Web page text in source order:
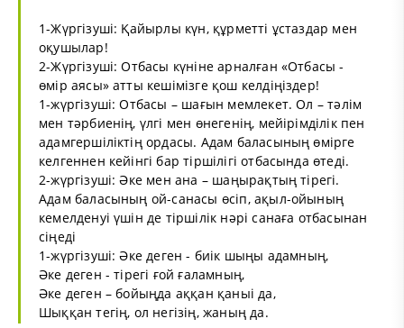
1-Жүргізуші: Қайырлы күн, құрметті ұстаздар мен
оқушылар!
2-Жүргізуші: Отбасы күніне арналған «Отбасы -
өмір аясы» атты кешімізге қош келдіңіздер!
1-жүргізуші: Отбасы – шағын мемлекет. Ол – тәлім
мен тәрбиенің, үлгі мен өнегенің, мейірімділік пен
адамгершіліктің ордасы. Адам баласының өмірге
келгеннен кейінгі бар тіршілігі отбасында өтеді.
2-жүргізуші: Әке мен ана – шаңырақтың тірегі.
Адам баласының ой-санасы өсіп, ақыл-ойының
кемелденуі үшін де тіршілік нәрі санаға отбасынан
сіңеді
1-жүргізуші: Әке деген - биік шыңы адамның,
Әке деген - тірегі ғой ғаламның,
Әке деген – бойыңда аққан қаныі да,
Шыққан тегің, ол негізің, жаның да.